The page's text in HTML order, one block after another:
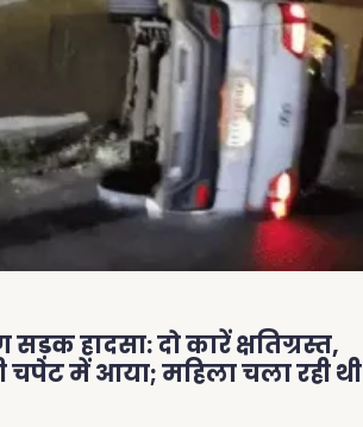
हादसा: दो कारें क्षतिग्रस्त,
चपेट में आया; महिला चला रही थी